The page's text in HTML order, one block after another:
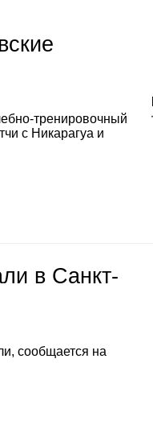
тренировочный
с Никарагуа и
в Санкт-
сообщается на